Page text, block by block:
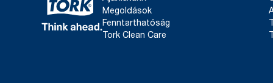
Megoldások
Fenntarthatóság
Tork Clean Care